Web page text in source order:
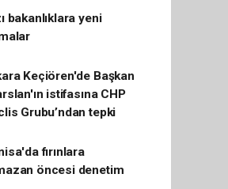
bakanlıklara yeni
Keçiören'de Başkan
istifasına CHP
Grubu’ndan tepki
fırınlara
öncesi denetim